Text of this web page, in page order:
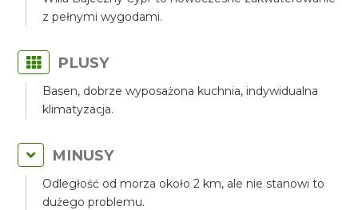
z pełnymi wygodami.
PLUSY
Basen, dobrze wyposażona kuchnia, indywidualna
klimatyzacja.
MINUSY
Odległość od morza około 2 km, ale nie stanowi to
dużego problemu.